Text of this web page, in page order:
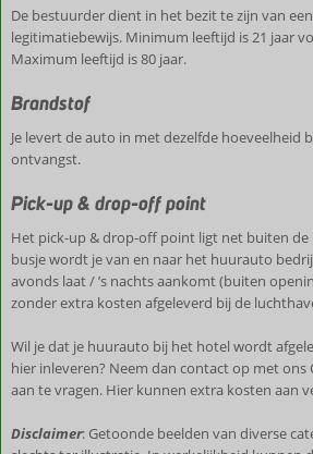
De bestuurder dient in het bezit te zijn van
legitimatiebewijs. Minimum leeftijd is 21 jaar
Maximum leeftijd is 80 jaar.
Brandstof
Je levert de auto in met dezelfde hoeveelheid
ontvangst.
Pick-up & drop-off point
Het pick-up & drop-off point ligt net buiten de
busje wordt je van en naar het huurauto
avonds laat / ’s nachts aankomt (buiten
zonder extra kosten afgeleverd bij de
Wil je dat je huurauto bij het hotel wordt
hier inleveren? Neem dan contact op met
aan te vragen. Hier kunnen extra kosten aan
Disclaimer: Getoonde beelden van diverse